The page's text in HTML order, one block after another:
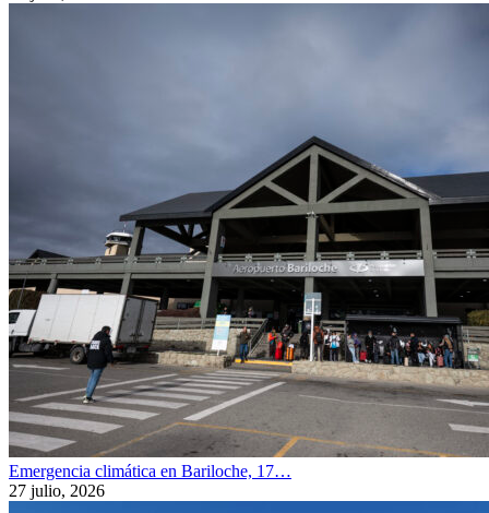
Emergencia climática en Bariloche, 17…
27 julio, 2026